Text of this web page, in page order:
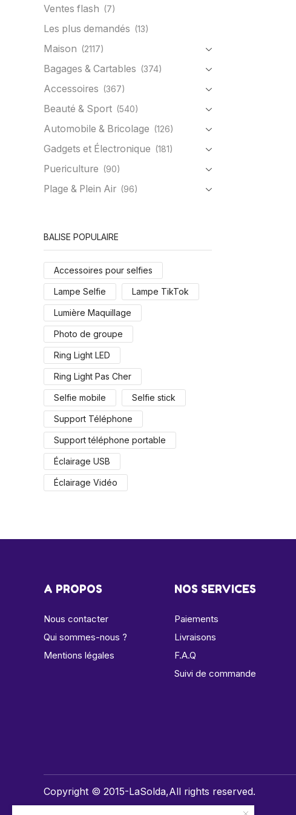
Ventes flash (7)
Les plus demandés (13)
Maison (2117)
Bagages & Cartables (374)
Accessoires (367)
Beauté & Sport (540)
Automobile & Bricolage (126)
Gadgets et Électronique (181)
Puericulture (90)
Plage & Plein Air (96)
BALISE POPULAIRE
Accessoires pour selfies
Lampe Selfie Lampe TikTok
Lumière Maquillage
Photo de groupe
Ring Light LED
Ring Light Pas Cher
Selfie mobile Selfie stick
Support Téléphone
Support téléphone portable
Éclairage USB
Éclairage Vidéo
A PROPOS
Nous contacter
Qui sommes-nous ?
Mentions légales
NOS SERVICES
Paiements
Livraisons
F.A.Q
Suivi de commande
Copyright © 2015-LaSolda,All rights reserved.